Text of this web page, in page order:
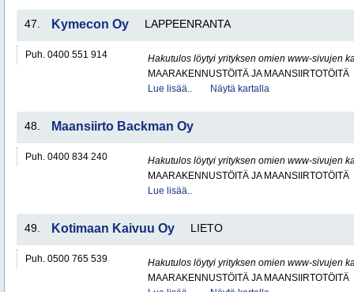
47. Kymecon Oy LAPPEENRANTA
Puh. 0400 551 914
Hakutulos löytyi yrityksen omien www-sivujen
MAARAKENNUSTÖITÄ JA MAANSIIRTOTÖITÄ
Lue lisää..
Näytä kartalla
48. Maansiirto Backman Oy
Puh. 0400 834 240
Hakutulos löytyi yrityksen omien www-sivujen
MAARAKENNUSTÖITÄ JA MAANSIIRTOTÖITÄ
Lue lisää..
49. Kotimaan Kaivuu Oy LIETO
Puh. 0500 765 539
Hakutulos löytyi yrityksen omien www-sivujen
MAARAKENNUSTÖITÄ JA MAANSIIRTOTÖITÄ